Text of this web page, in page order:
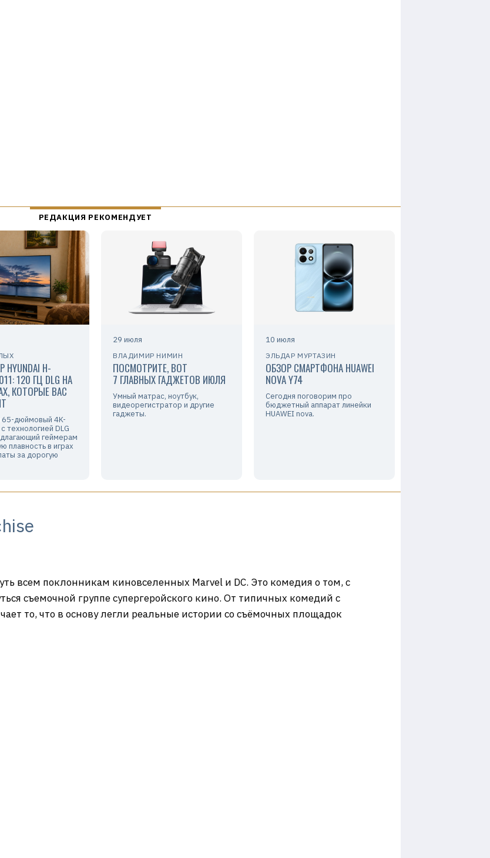
H-
120 ГЦ DLG НА
КОТОРЫЕ ВАС
65-дюймовый 4K-
технологией DLG
геймерам
плавность в играх
за дорогую
29 июля
ВЛАДИМИР НИМИН
ПОСМОТРИТЕ, ВОТ
7 ГЛАВНЫХ ГАДЖЕТОВ ИЮЛЯ
Умный матрас, ноутбук,
видеорегистратор и другие
гаджеты.
10 июля
ЭЛЬДАР МУРТАЗИН
ОБЗОР СМАРТФОНА HUAWEI
NOVA Y74
Сегодня поговорим про
бюджетный аппарат линейки
HUAWEI nova.
всем поклонникам киновселенных Marvel и DC. Это комедия о том, с
съемочной группе супергеройского кино. От типичных комедий с
то, что в основу легли реальные истории со съёмочных площадок